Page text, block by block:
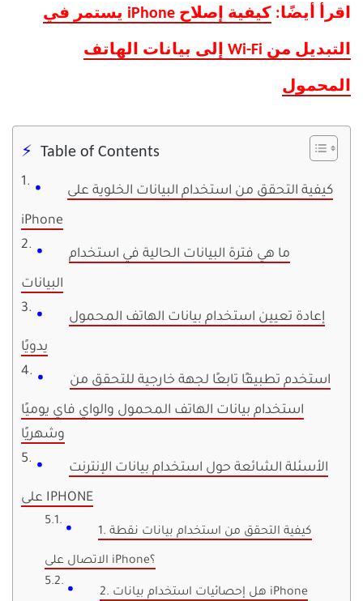
اقرأ أيضًا: كيفية إصلاح iPhone يستمر في
التبديل من Wi-Fi إلى بيانات الهاتف
المحمول
Table of Contents
كيفية التحقق من استخدام البيانات الخلوية على
iPhone
ما هي فترة البيانات الحالية في استخدام
البيانات
إعادة تعيين استخدام بيانات الهاتف المحمول
يدويًا
استخدم تطبيقًا تابعًا لجهة خارجية للتحقق من
استخدام بيانات الهاتف المحمول والواي فاي يوميًا
وشهريًا
الأسئلة الشائعة حول استخدام بيانات الإنترنت
على IPHONE
1. كيفية التحقق من استخدام بيانات نقطة
الاتصال على iPhone؟
2. هل إحصائيات استخدام بيانات iPhone